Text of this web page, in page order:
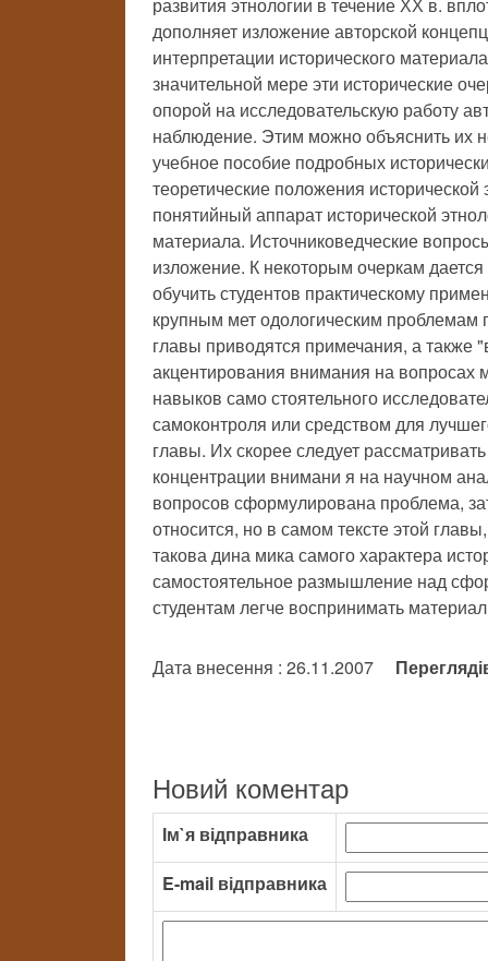
дополняет изложение авторской
интерпретации исторического
значительной мере эти исторические
опорой на исследовательскую работу
наблюдение. Этим можно объяснить их
учебное пособие подробных
теоретические положения
понятийный аппарат исторической
материала. Источниковедческие
изложение. К некоторым очеркам
обучить студентов практическому
крупным мет одологическим
главы приводятся примечания, а
акцентирования внимания на вопросах
навыков само стоятельного
самоконтроля или средством для
главы. Их скорее следует
концентрации внимани я на научном
вопросов сформулирована проблема,
относится, но в самом тексте этой
такова дина мика самого характера
самостоятельное размышление над
студентам легче воспринимать
Дата внесення : 26.11.2007
Новий коментар
Ім`я відправника
E-mail відправника